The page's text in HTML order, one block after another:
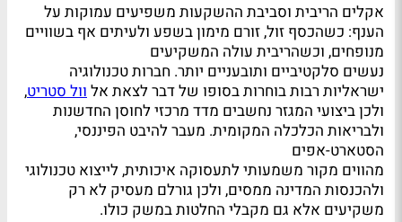
אקלים הריבית וסביבת ההשקעות משפיעים עמוקות על
הענף: כשהכסף זול, זורם מימון בשפע ולעיתים אף בשוויים
מנופחים, וכשהריבית עולה המשקיעים
נעשים סלקטיביים ותובעניים יותר. חברות טכנולוגיה
ישראליות רבות בוחרות בסופו של דבר לצאת אלוול סטריט,
ולכן ביצועי המגזר נחשבים מדד מרכזי לחוסן החדשנות
ולבריאות הכלכלה המקומית. מעבר להיבט הפיננסי,
הסטארט-אפים
מהווים מקור משמעותי לתעסוקה איכותית, לייצוא טכנולוגי
ולהכנסות המדינה ממסים, ולכן גורלם מעסיק לא רק
משקיעים אלא גם מקבלי החלטות במשק כולו.